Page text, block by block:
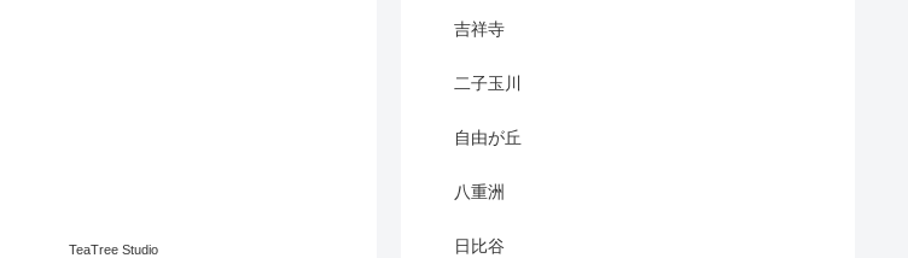
TeaTree Studio
吉祥寺
二子玉川
自由が丘
八重洲
日比谷